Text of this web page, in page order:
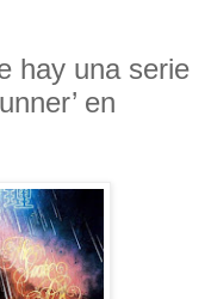
hay una serie
en